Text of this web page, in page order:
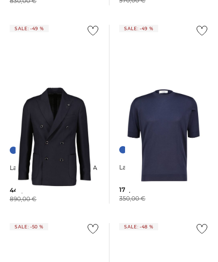
SALE: -49 %
Lardini | Herren Sakko ROMA
449,99 €
890,00 €
SALE: -49 %
179,99 €
350,00 €
SALE: -50 % SALE: -48 %